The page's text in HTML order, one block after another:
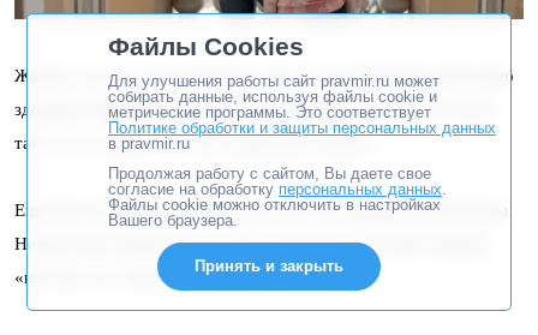
Жалею, что не съехала раньше. И я, и дочь были бы ментально
здоровее. Многие умудряются задавать мне вопрос «почему
так», но у меня нет на него короткого ответа.
Еще 20 лет назад в нашей стране не было кредитной культуры.
Нельзя было придумать ничего страшнее, чем взять кредит,
«потому что обманут, убьют, всё отнимут».
Файлы Cookies
Для улучшения работы сайт pravmir.ru может
собирать данные, используя файлы cookie и
метрические программы. Это соответствует
Политике обработки и защиты персональных данных
в pravmir.ru
Продолжая работу с сайтом, Вы даете свое
согласие на обработку персональных данных.
Файлы cookie можно отключить в настройках
Вашего браузера.
Принять и закрыть